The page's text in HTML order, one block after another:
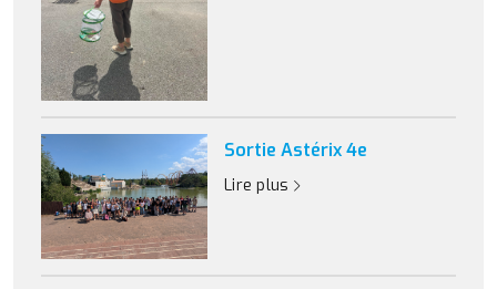
Sortie Astérix 4e
Lire plus